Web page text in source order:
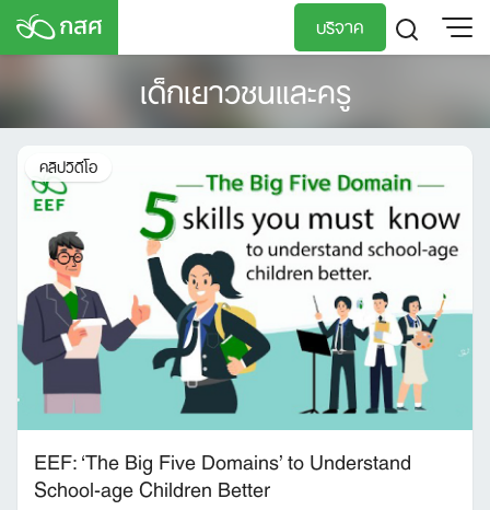
Skip
บริจาค
เด็กเยาวชนและครู
คลิปวิดีโอ
EEF: ‘The Big Five Domains’ to Understand
School-age Children Better